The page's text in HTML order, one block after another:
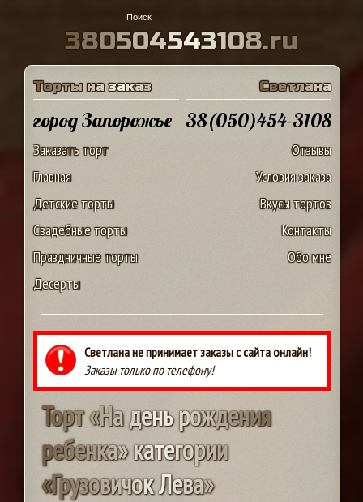
380504543108.ru
Торты на заказ
город Запорожье
Заказать торт
Главная
Детские торты
Свадебные торты
Праздничные торты
Десерты
Светлана
38(050)454-3108
Отзывы
Условия заказа
Вкусы тортов
Контакты
Обо мне
Светлана не принимает заказы с сайта онлайн!
Заказы только по телефону!
Торт«Наденьрождения
ребенка»категории
«ГрузовичокЛева»